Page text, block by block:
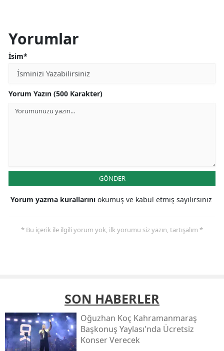
Yorumlar
İsim*
Yorum Yazın (500 Karakter)
GÖNDER
Yorum yazma kurallarını okumuş ve kabul etmiş sayılırsınız
* Bu içerik ile ilgili yorum yok, ilk yorumu siz yazın, tartışalım *
SON HABERLER
Oğuzhan Koç Kahramanmaraş
Başkonuş Yaylası'nda Ücretsiz
Konser Verecek